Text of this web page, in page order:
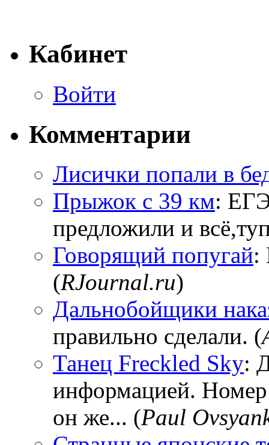
Кабинет
Войти
Комментарии
Лисички попали в
Прыжок с 39 км:
предложили и
Говорящий попугай:
(RJournal.ru)
Дальнобойщики
правильно сделали. (
Танец Freckled Sky:
информацией.
он же... (Paul